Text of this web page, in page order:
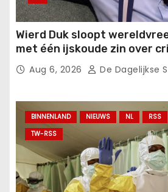
Wierd Duk sloopt
met één ijskoude zin over
Aug 6, 2026 De Dagelijkse
BINNENLAND NIEUWS NL RSS
TW-RSS